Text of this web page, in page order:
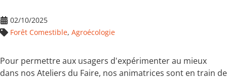
02/10/2025
Forêt Comestible, Agroécologie
Pour permettre aux usagers d'expérimenter au mieux
dans nos Ateliers du Faire, nos animatrices sont en train de